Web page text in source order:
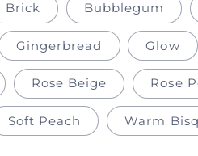
Brick Bubblegum
Gingerbread Glow
Rose Beige Rose
Soft Peach Warm